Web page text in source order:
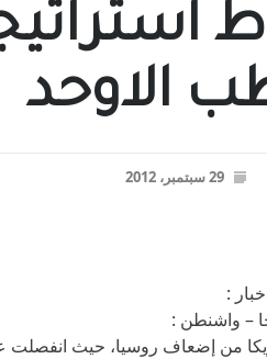
الاوحد
29 سبتمبر، 2012
:
– واشنطن :
من إضعاف روسيا، حيث انفصلت